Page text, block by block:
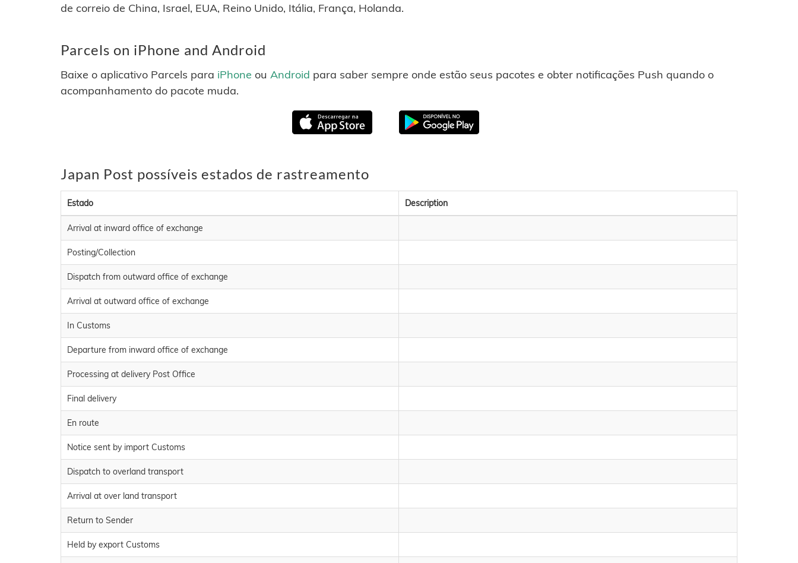
de correio de China, Israel, EUA, Reino Unido, Itália, França, Holanda.
Parcels on iPhone and Android
Baixe o aplicativo Parcels para iPhone ou Android para saber sempre onde estão seus pacotes e obter notificações Push quando o
acompanhamento do pacote muda.
Japan Post possíveis estados de rastreamento
Estado Description
Arrival at inward office of exchange
Posting/Collection
Dispatch from outward office of exchange
Arrival at outward office of exchange
In Customs
Departure from inward office of exchange
Processing at delivery Post Office
Final delivery
En route
Notice sent by import Customs
Dispatch to overland transport
Arrival at over land transport
Return to Sender
Held by export Customs